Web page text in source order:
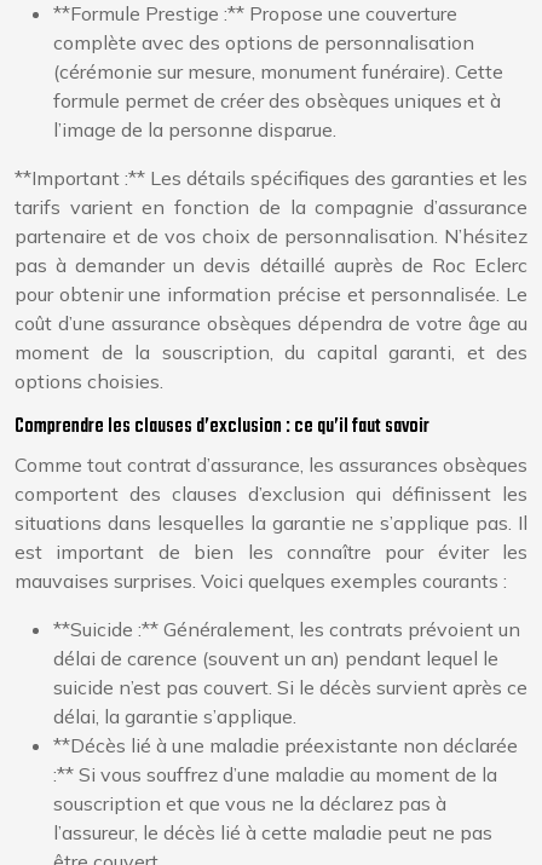
**Formule Prestige :** Propose une couverture
complète avec des options de personnalisation
(cérémonie sur mesure, monument funéraire). Cette
formule permet de créer des obsèques uniques et à
l’image de la personne disparue.
**Important :** Les détails spécifiques des garanties et les
tarifs varient en fonction de la compagnie d’assurance
partenaire et de vos choix de personnalisation. N’hésitez
pas à demander un devis détaillé auprès de Roc Eclerc
pour obtenir une information précise et personnalisée. Le
coût d’une assurance obsèques dépendra de votre âge au
moment de la souscription, du capital garanti, et des
options choisies.
Comprendre les clauses d’exclusion : ce qu’il faut savoir
Comme tout contrat d’assurance, les assurances obsèques
comportent des clauses d’exclusion qui définissent les
situations dans lesquelles la garantie ne s’applique pas. Il
est important de bien les connaître pour éviter les
mauvaises surprises. Voici quelques exemples courants :
**Suicide :** Généralement, les contrats prévoient un
délai de carence (souvent un an) pendant lequel le
suicide n’est pas couvert. Si le décès survient après ce
délai, la garantie s’applique.
**Décès lié à une maladie préexistante non déclarée
:** Si vous souffrez d’une maladie au moment de la
souscription et que vous ne la déclarez pas à
l’assureur, le décès lié à cette maladie peut ne pas